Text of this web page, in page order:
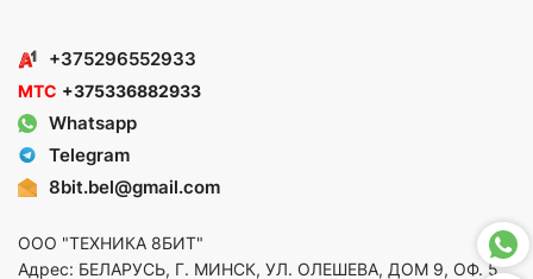
+375296552933
МТС +375336882933
Whatsapp
Telegram
8bit.bel@gmail.com
ООО "ТЕХНИКА 8БИТ"
Адрес: БЕЛАРУСЬ, Г. МИНСК, УЛ. ОЛЕШЕВА, ДОМ 9, ОФ. 5,